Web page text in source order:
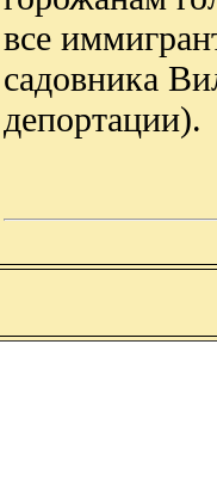
все
садовника
депортации).